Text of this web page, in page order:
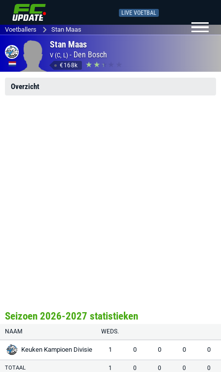
LIVE VOETBAL
Voetballers Stan Maas
Stan Maas
V (C, L) - Den Bosch
€168k
Overzicht
Seizoen 2026-2027 statistieken
NAAM WEDS.
Keuken Kampioen Divisie 1 0 0 0 0
TOTAAL 1 0 0 0 0